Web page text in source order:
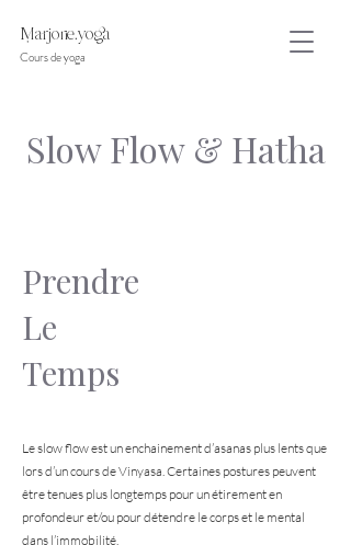
arjorie.yoga
Cours de yoga
Slow Flow & Hatha
Prendre
Le
Temps
Le slow flow est un enchainement d’asanas plus lents que
lors d’un cours de Vinyasa. Certaines postures peuvent
être tenues plus longtemps pour un étirement en
profondeur et/ou pour détendre le corps et le mental
dans l’immobilité.